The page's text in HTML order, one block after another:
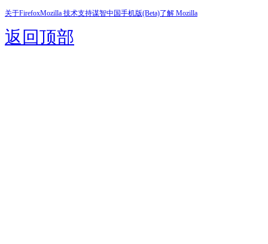
关于FirefoxMozilla 技术支持谋智中国手机版(Beta)了解 Mozilla
返回顶部